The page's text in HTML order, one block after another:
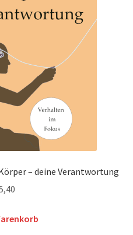
– deine Verantwortung